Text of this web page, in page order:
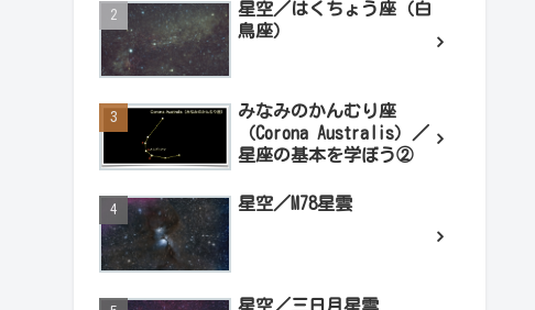
星空／はくちょう座（白
鳥座）
みなみのかんむり座
（Corona Australis）／
星座の基本を学ぼう②
星空／M78星雲
星空／三日月星雲